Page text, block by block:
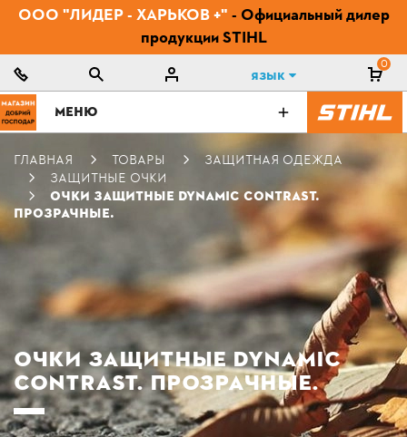
ООО "ЛИДЕР - ХАРЬКОВ +" - Официальный дилер
продукции STIHL
Язык
0
МЕНЮ
ГЛАВНАЯ ТОВАРЫ
ЗАЩИТНАЯ ОДЕЖДА
ЗАЩИТНЫЕ ОЧКИ
ОЧКИ ЗАЩИТНЫЕ DYNAMIC CONTRAST.
ПРОЗРАЧНЫЕ.
ОЧКИ ЗАЩИТНЫЕ DYNAMIC
CONTRAST. ПРОЗРАЧНЫЕ.